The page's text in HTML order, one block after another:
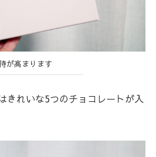
が高まります
きれいな5つのチョコレートが入